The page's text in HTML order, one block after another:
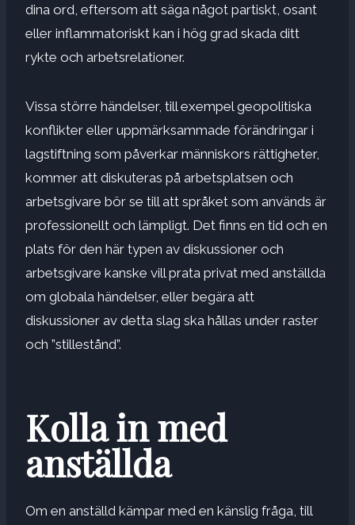
dina ord, eftersom att säga något partiskt, osant
eller inflammatoriskt kan i hög grad skada ditt
rykte och arbetsrelationer.
Vissa större händelser, till exempel geopolitiska
konflikter eller uppmärksammade förändringar i
lagstiftning som påverkar människors rättigheter,
kommer att diskuteras på arbetsplatsen och
arbetsgivare bör se till att språket som används är
professionellt och lämpligt. Det finns en tid och en
plats för den här typen av diskussioner och
arbetsgivare kanske vill prata privat med anställda
om globala händelser, eller begära att
diskussioner av detta slag ska hållas under raster
och ”stillestånd”.
Kolla in med
anställda
Om en anställd kämpar med en känslig fråga, till